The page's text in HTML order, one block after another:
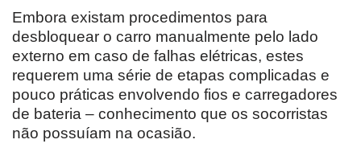
Embora existam procedimentos para
desbloquear o carro manualmente pelo lado
externo em caso de falhas elétricas, estes
requerem uma série de etapas complicadas e
pouco práticas envolvendo fios e carregadores
de bateria – conhecimento que os socorristas
não possuíam na ocasião.